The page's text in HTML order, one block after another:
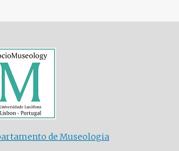
de Museologia